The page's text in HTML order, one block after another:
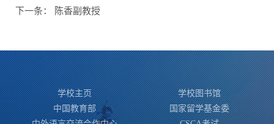
下一条：
陈香副教授
学校主页
学校图书馆
中国教育部
国家留学基金委